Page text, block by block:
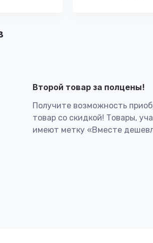
Второй товар за полцены!
Получите возможность
товар со скидкой! Товары,
имеют метку «Вместе